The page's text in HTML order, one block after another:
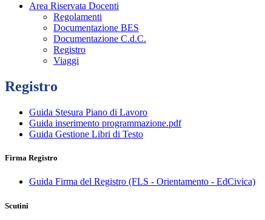
Area Riservata Docenti
Regolamenti
Documentazione BES
Documentazione C.d.C.
Registro
Viaggi
Registro
Guida Stesura Piano di Lavoro
Guida inserimento programmazione.pdf
Guida Gestione Libri di Testo
Firma Registro
Guida Firma del Registro (FLS - Orientamento - EdCivica)
Scutini